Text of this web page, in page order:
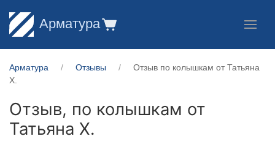
Арматура
Арматура Отзывы
Отзыв по колышкам от Татьяна
Х.
Отзыв, по колышкам от
Татьяна Х.